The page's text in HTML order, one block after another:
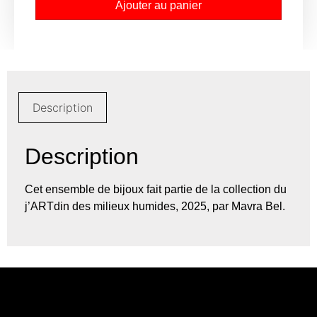
Ajouter au panier
Description
Description
Cet ensemble de bijoux fait partie de la collection du
j’ARTdin des milieux humides, 2025, par Mavra Bel.